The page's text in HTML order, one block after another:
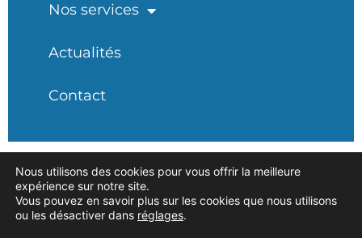
Nos services
Actualités
Contact
Coordonnées
Nous utilisons des cookies pour vous offrir la meilleure
expérience sur notre site.
Vous pouvez en savoir plus sur les cookies que nous utilisons
ou les désactiver dans réglages.